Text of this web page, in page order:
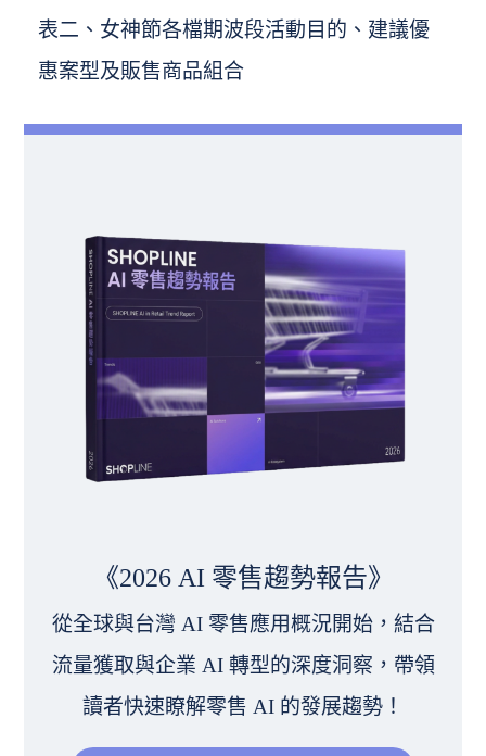
表二、女神節各檔期波段活動目的、建議優
惠案型及販售商品組合
《2026 AI 零售趨勢報告》
從全球與台灣 AI 零售應用概況開始，結合
流量獲取與企業 AI 轉型的深度洞察，帶領
讀者快速瞭解零售 AI 的發展趨勢！